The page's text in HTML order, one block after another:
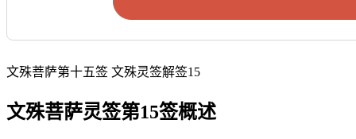
文殊菩萨第十五签 文殊灵签解签15
文殊菩萨灵签第15签概述